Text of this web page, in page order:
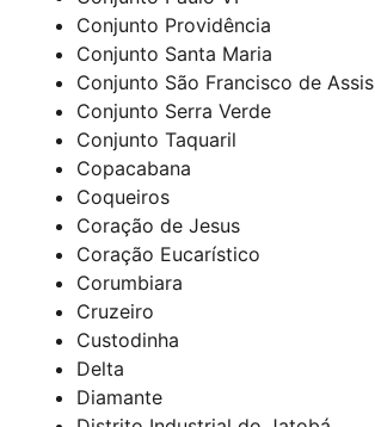
Conjunto Providência
Conjunto Santa Maria
Conjunto São Francisco de Assis
Conjunto Serra Verde
Conjunto Taquaril
Copacabana
Coqueiros
Coração de Jesus
Coração Eucarístico
Corumbiara
Cruzeiro
Custodinha
Delta
Diamante